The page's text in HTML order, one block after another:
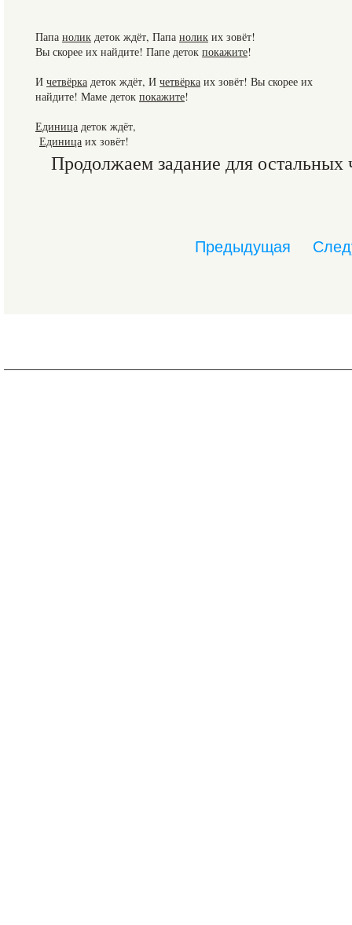
Папа нолик деток ждёт, Папа нолик их зовёт!
Вы скорее их найдите! Папе деток покажите!
И четвёрка деток ждёт, И четвёрка их зовёт! Вы скорее их
найдите! Маме деток покажите!
Единица деток ждёт,
Единица их зовёт!
Продолжаем задание для остальных
Предыдущая